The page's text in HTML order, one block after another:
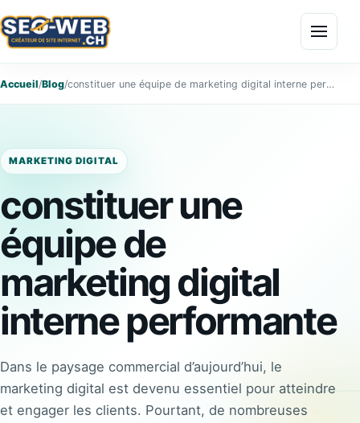
Menu
Accueil/Blog/ constituer une équipe de marketing digital interne performante
MARKETING DIGITAL
constituer une
équipe de
marketing digital
interne performante
Dans le paysage commercial d’aujourd’hui, le
marketing digital est devenu essentiel pour atteindre
et engager les clients. Pourtant, de nombreuses